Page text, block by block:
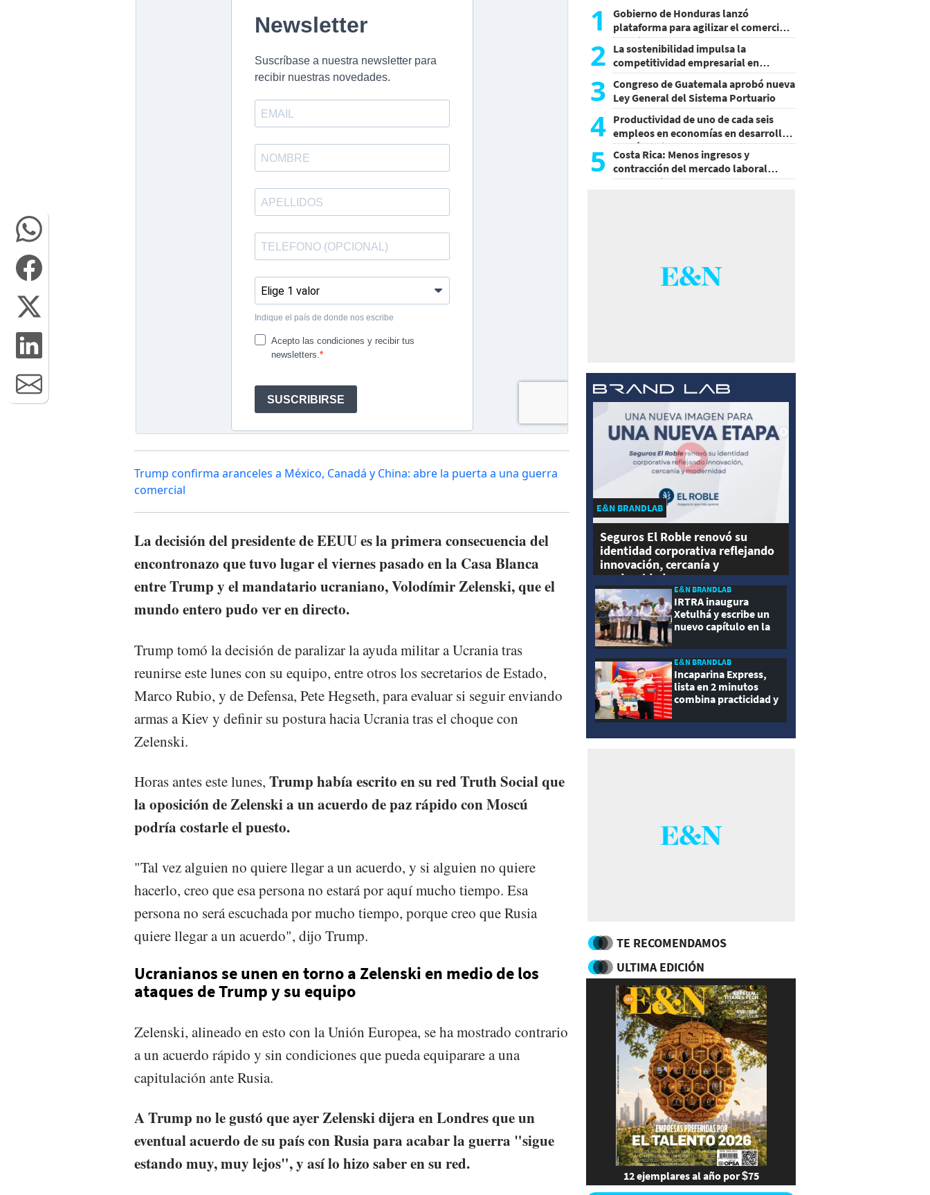
Trump confirma aranceles a México, Canadá y China: abre la puerta a una guerra
comercial
La decisión del presidente de EEUU es la primera consecuencia del
encontronazo que tuvo lugar el viernes pasado en la Casa Blanca
entre Trump y el mandatario ucraniano, Volodímir Zelenski, que el
mundo entero pudo ver en directo.
Trump tomó la decisión de paralizar la ayuda militar a Ucrania tras
reunirse este lunes con su equipo, entre otros los secretarios de Estado,
Marco Rubio, y de Defensa, Pete Hegseth, para evaluar si seguir enviando
armas a Kiev y definir su postura hacia Ucrania tras el choque con
Zelenski.
Horas antes este lunes, Trump había escrito en su red Truth Social que
la oposición de Zelenski a un acuerdo de paz rápido con Moscú
podría costarle el puesto.
"Tal vez alguien no quiere llegar a un acuerdo, y si alguien no quiere
hacerlo, creo que esa persona no estará por aquí mucho tiempo. Esa
persona no será escuchada por mucho tiempo, porque creo que Rusia
quiere llegar a un acuerdo", dijo Trump.
Ucranianos se unen en torno a Zelenski en medio de los
ataques de Trump y su equipo
Zelenski, alineado en esto con la Unión Europea, se ha mostrado contrario
a un acuerdo rápido y sin condiciones que pueda equiparare a una
capitulación ante Rusia.
A Trump no le gustó que ayer Zelenski dijera en Londres que un
eventual acuerdo de su país con Rusia para acabar la guerra "sigue
estando muy, muy lejos", y así lo hizo saber en su red.
1
Gobierno de Honduras lanzó
plataforma para agilizar el comercio
exterior
2 La sostenibilidad impulsa la
competitividad empresarial en
Guatemala
3 Congreso de Guatemala aprobó nueva
Ley General del Sistema Portuario
4 Productividad de uno de cada seis
empleos en economías en desarrollo
podría mejorar por la IA
5
Costa Rica: Menos ingresos y
contracción del mercado laboral
causan baja del consumo
E&N BRANDLAB
Seguros El Roble renovó su
identidad corporativa reflejando
innovación, cercanía y
modernidad
E&N BRANDLAB
IRTRA inaugura
Xetulhá y escribe un
nuevo capítulo en la
recreación de
Guatemala
E&N BRANDLAB
Incaparina Express,
lista en 2 minutos
combina practicidad y
TE RECOMENDAMOS
ULTIMA EDICIÓN
12 ejemplares al año por $75